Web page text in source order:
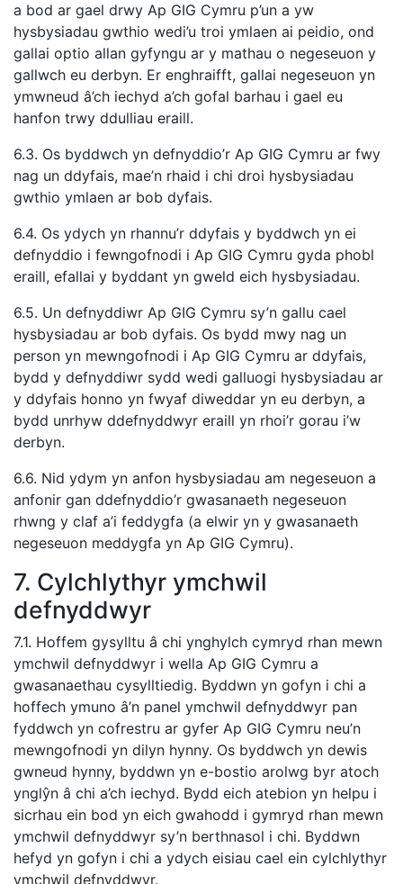
a bod ar gael drwy Ap GIG Cymru p’un a yw
hysbysiadau gwthio wedi’u troi ymlaen ai peidio, ond
gallai optio allan gyfyngu ar y mathau o negeseuon y
gallwch eu derbyn. Er enghraifft, gallai negeseuon yn
ymwneud â’ch iechyd a’ch gofal barhau i gael eu
hanfon trwy ddulliau eraill.
6.3. Os byddwch yn defnyddio’r Ap GIG Cymru ar fwy
nag un ddyfais, mae’n rhaid i chi droi hysbysiadau
gwthio ymlaen ar bob dyfais.
6.4. Os ydych yn rhannu’r ddyfais y byddwch yn ei
defnyddio i fewngofnodi i Ap GIG Cymru gyda phobl
eraill, efallai y byddant yn gweld eich hysbysiadau.
6.5. Un defnyddiwr Ap GIG Cymru sy’n gallu cael
hysbysiadau ar bob dyfais. Os bydd mwy nag un
person yn mewngofnodi i Ap GIG Cymru ar ddyfais,
bydd y defnyddiwr sydd wedi galluogi hysbysiadau ar
y ddyfais honno yn fwyaf diweddar yn eu derbyn, a
bydd unrhyw ddefnyddwyr eraill yn rhoi’r gorau i’w
derbyn.
6.6. Nid ydym yn anfon hysbysiadau am negeseuon a
anfonir gan ddefnyddio’r gwasanaeth negeseuon
rhwng y claf a’i feddygfa (a elwir yn y gwasanaeth
negeseuon meddygfa yn Ap GIG Cymru).
7. Cylchlythyr ymchwil
defnyddwyr
7.1. Hoffem gysylltu â chi ynghylch cymryd rhan mewn
ymchwil defnyddwyr i wella Ap GIG Cymru a
gwasanaethau cysylltiedig. Byddwn yn gofyn i chi a
hoffech ymuno â’n panel ymchwil defnyddwyr pan
fyddwch yn cofrestru ar gyfer Ap GIG Cymru neu’n
mewngofnodi yn dilyn hynny. Os byddwch yn dewis
gwneud hynny, byddwn yn e-bostio arolwg byr atoch
ynglŷn â chi a’ch iechyd. Bydd eich atebion yn helpu i
sicrhau ein bod yn eich gwahodd i gymryd rhan mewn
ymchwil defnyddwyr sy’n berthnasol i chi. Byddwn
hefyd yn gofyn i chi a ydych eisiau cael ein cylchlythyr
ymchwil defnyddwyr.